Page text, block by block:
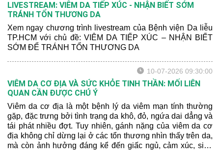
LIVESTREAM: VIÊM DA TIẾP XÚC - NHẬN BIẾT SỚM
TRÁNH TỔN THƯƠNG DA
Xem ngay chương trình livestream của Bệnh viện Da liễu
TP.HCM với chủ đề: VIÊM DA TIẾP XÚC – NHẬN BIẾT
SỚM ĐỂ TRÁNH TỔN THƯƠNG DA
10-07-2026 09:30:00
VIÊM DA CƠ ĐỊA VÀ SỨC KHỎE TINH THẦN: MỐI LIÊN
QUAN CẦN ĐƯỢC CHÚ Ý
Viêm da cơ địa là một bệnh lý da viêm mạn tính thường
gặp, đặc trưng bởi tình trạng da khô, đỏ, ngứa dai dẳng và
tái phát nhiều đợt. Tuy nhiên, gánh nặng của viêm da cơ
địa không chỉ dừng lại ở các tổn thương nhìn thấy trên da,
mà còn ảnh hưởng đáng kể đến giấc ngủ, cảm xúc, sinh